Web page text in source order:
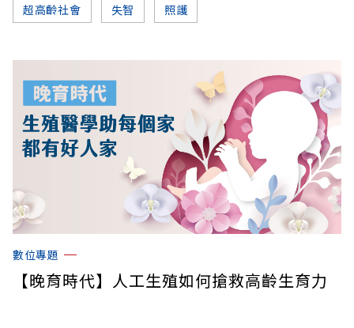
超高齡社會 失智 照護
數位專題
【晚育時代】人工生殖如何搶救高齡生育力